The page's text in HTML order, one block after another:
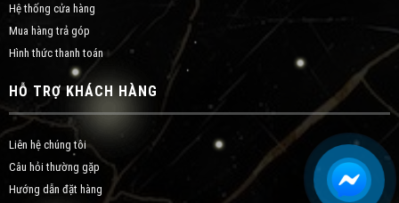
Hệ thống cửa hàng
Mua hàng trả góp
Hình thức thanh toán
HỖ TRỢ KHÁCH HÀNG
Liên hệ chúng tôi
Câu hỏi thường gặp
Hướng dẫn đặt hàng